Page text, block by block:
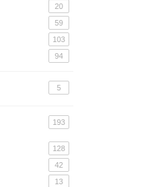
20
59
103
94
5
193
128
42
13